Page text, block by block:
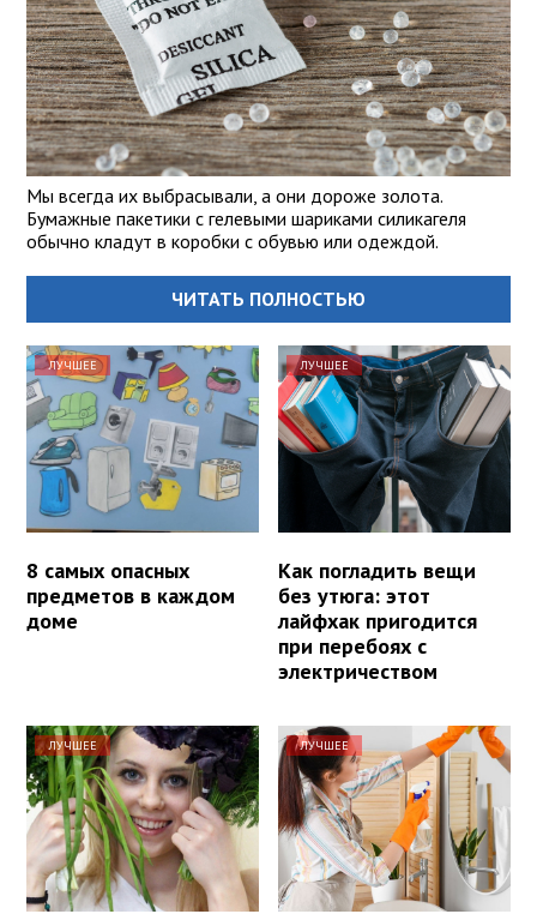
Мы всегда их выбрасывали, а они дороже золота.
Бумажные пакетики с гелевыми шариками силикагеля
обычно кладут в коробки с обувью или одеждой.
ЧИТАТЬ ПОЛНОСТЬЮ
ЛУЧШЕЕ
8 самых опасных
предметов в каждом
доме
ЛУЧШЕЕ
Как погладить вещи
без утюга: этот
лайфхак пригодится
при перебоях с
электричеством
ЛУЧШЕЕ ЛУЧШЕЕ